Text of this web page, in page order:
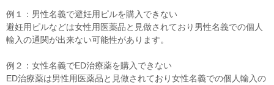
例１：男性名義で避妊用ピルを購入できない
避妊用ピルなどは女性用医薬品と見做されており男性名義での個人
輸入の通関が出来ない可能性があります。
例２：女性名義でED治療薬を購入できない
ED治療薬は男性用医薬品と見做されており女性名義での個人輸入の